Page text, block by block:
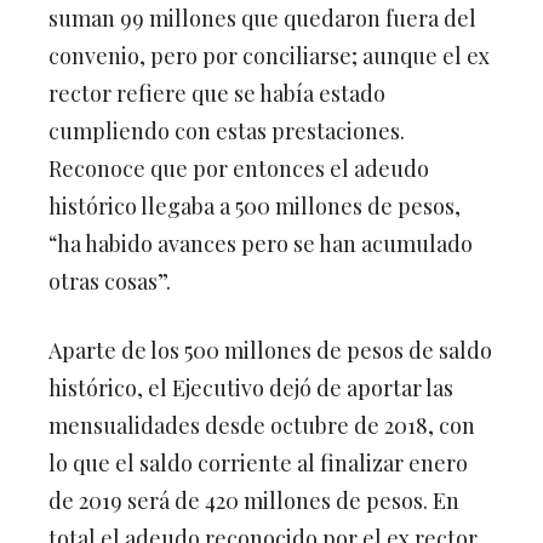
suman 99 millones que quedaron fuera del
convenio, pero por conciliarse; aunque el ex
rector refiere que se había estado
cumpliendo con estas prestaciones.
Reconoce que por entonces el adeudo
histórico llegaba a 500 millones de pesos,
“ha habido avances pero se han acumulado
otras cosas”.
Aparte de los 500 millones de pesos de saldo
histórico, el Ejecutivo dejó de aportar las
mensualidades desde octubre de 2018, con
lo que el saldo corriente al finalizar enero
de 2019 será de 420 millones de pesos. En
total el adeudo reconocido por el ex rector